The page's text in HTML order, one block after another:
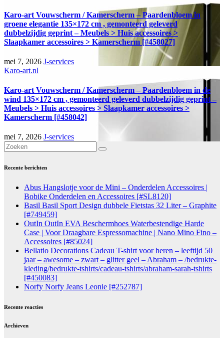
Karo-art Vouwscherm / Kamerscherm – Paardenbloem in
groene elegantie 135×172 cm , gemonteerd geleverd
dubbelzijdig geprint – Meubels > Huis accessoires >
Slaapkamer accessoires > Kamerscherm [#458027]
mei 7, 2026 J-services
Karo-art.nl
Karo-art Vouwscherm / Kamerscherm – Paardenbloem in de
wind 135×172 cm , gemonteerd geleverd dubbelzijdig geprint –
Meubels > Huis accessoires > Slaapkamer accessoires >
Kamerscherm [#458042]
mei 7, 2026 J-services
Recente berichten
Abus Hangslotje voor de Mini – Onderdelen Accessoires |
Bobike Onderdelen en Accessoires [#SL8120]
Basil Basil Sport Design dubbele Fietstas 32 Liter – Graphite
[#749459]
OutIn OutIn EVA Beschermhoes Waterbestendige Harde
Case | Voor Draagbare Espressomachine | Nano Mino Fino –
Accessoires [#85024]
Bellatio Decorations Cadeau T-shirt voor heren – leeftijd 50
jaar – awesome – zwart – glitter geel – Abraham – /bedrukte-
kleding/bedrukte-tshirts/cadeau-tshirts/abraham-sarah-tshirts
[#450083]
Norfy Norfy Jeans Leonie [#252787]
Recente reacties
Archieven